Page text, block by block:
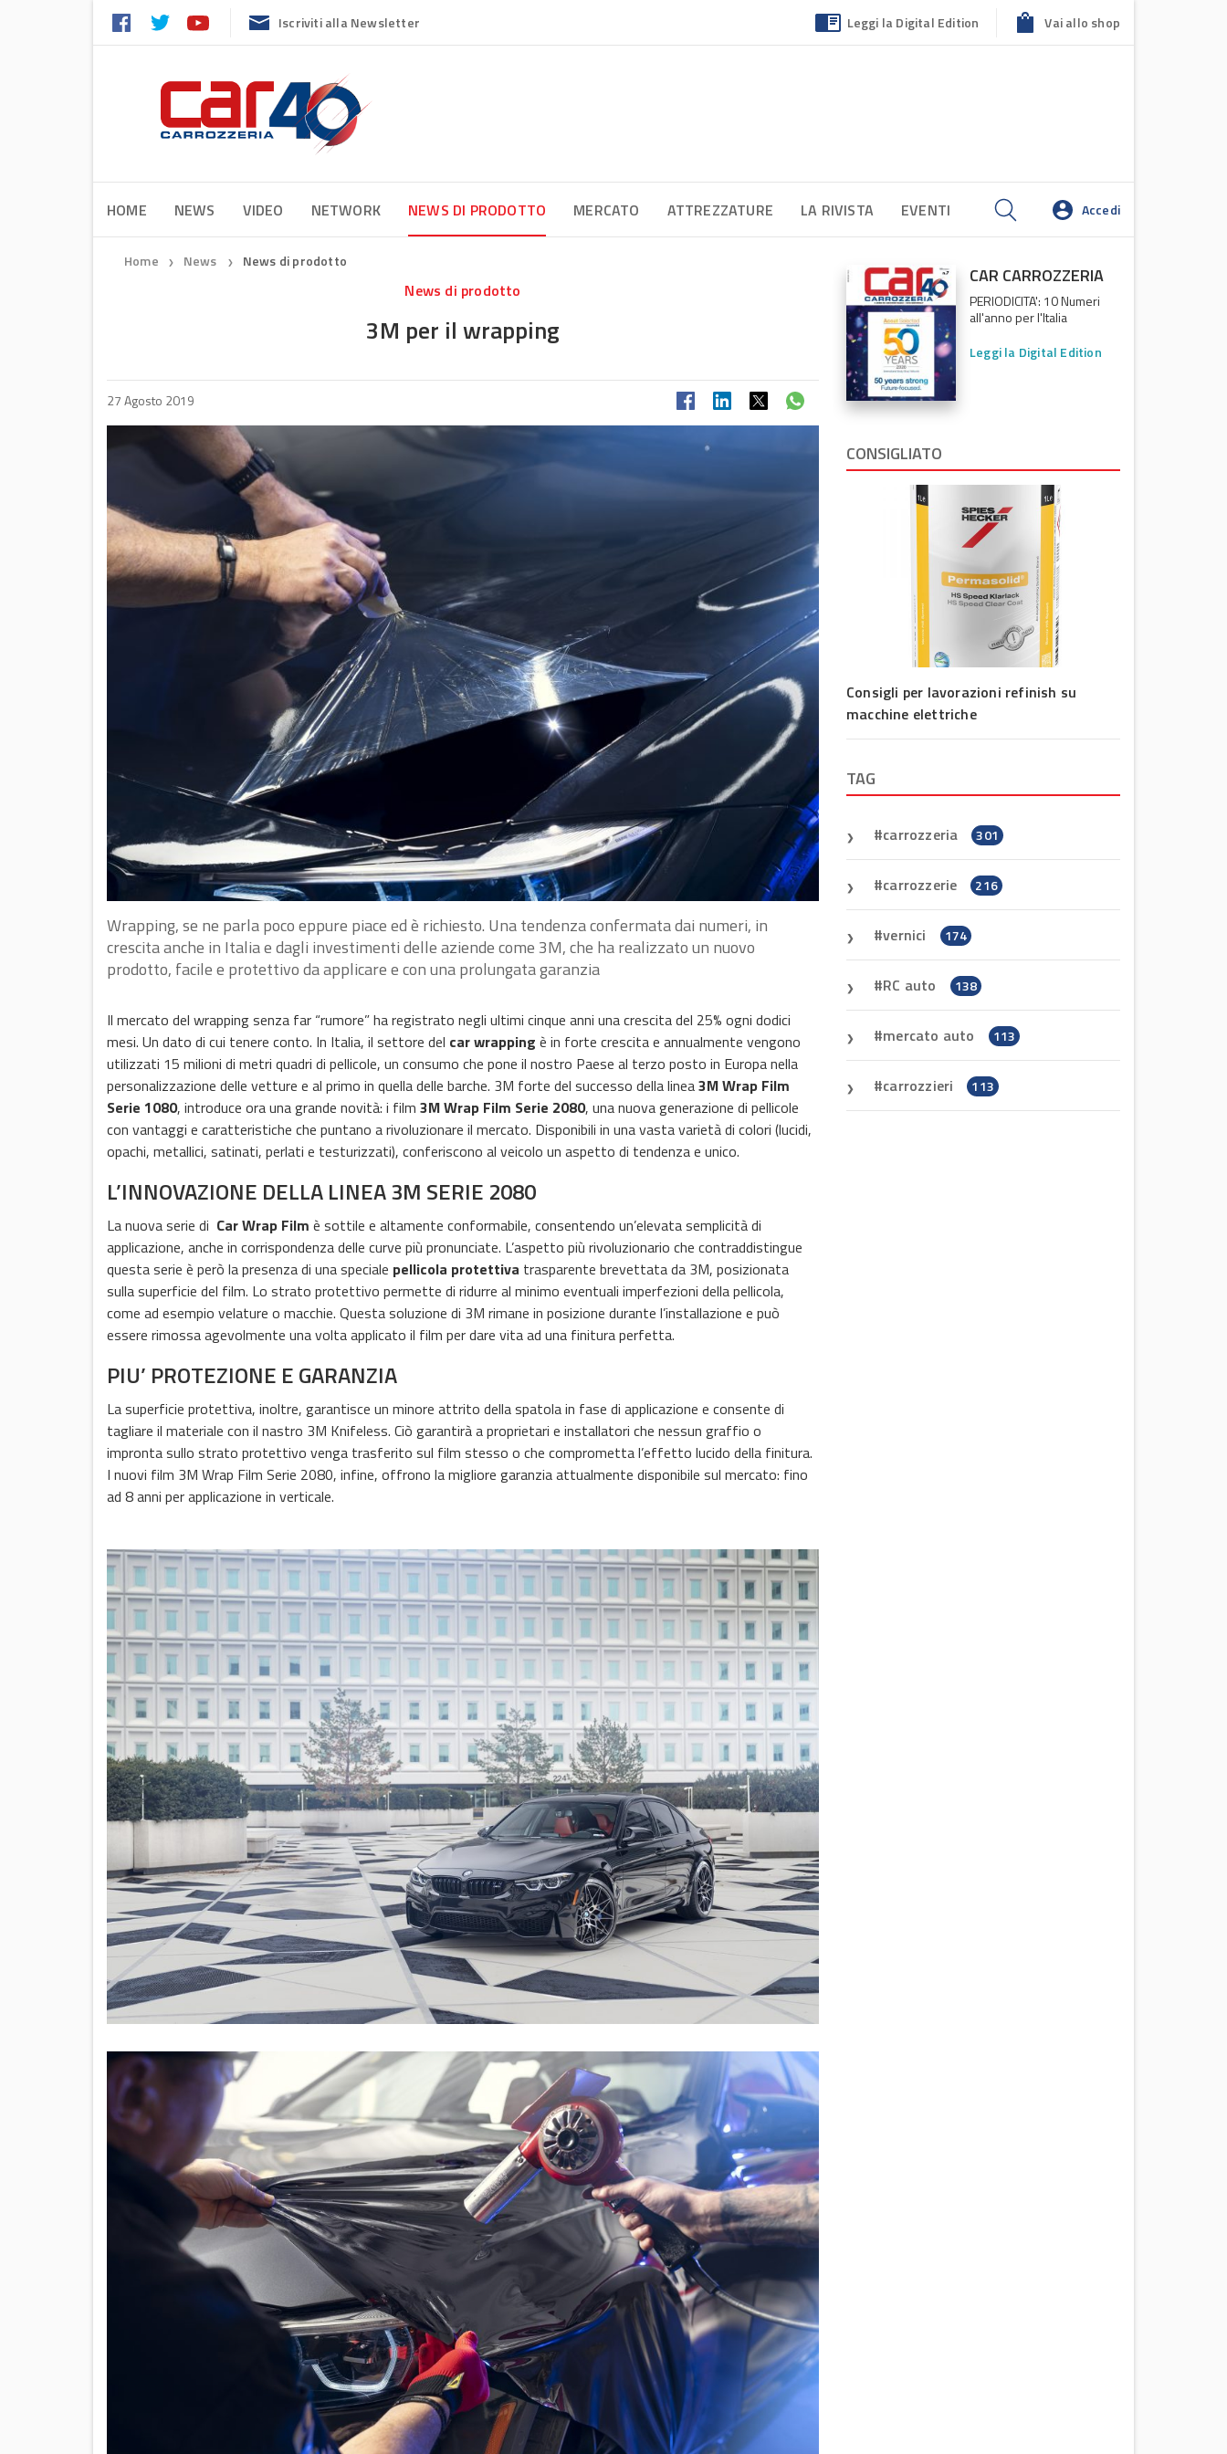
Iscriviti alla Newsletter Leggi la Digital Edition Vai allo shop
HOME NEWS VIDEO NETWORK NEWS DI PRODOTTO MERCATO ATTREZZATURE LA RIVISTA EVENTI Accedi
Home ❯ News ❯ News di prodotto
News di prodotto
3M per il wrapping
27 Agosto 2019
Wrapping, se ne parla poco eppure piace ed è richiesto. Una tendenza confermata dai numeri, in
crescita anche in Italia e dagli investimenti delle aziende come 3M, che ha realizzato un nuovo
prodotto, facile e protettivo da applicare e con una prolungata garanzia
Il mercato del wrapping senza far “rumore” ha registrato negli ultimi cinque anni una crescita del 25% ogni dodici
mesi. Un dato di cui tenere conto. In Italia, il settore del car wrapping è in forte crescita e annualmente vengono
utilizzati 15 milioni di metri quadri di pellicole, un consumo che pone il nostro Paese al terzo posto in Europa nella
personalizzazione delle vetture e al primo in quella delle barche. 3M forte del successo della linea3M Wrap Film
Serie 1080, introduce ora una grande novità: i film 3M Wrap Film Serie 2080, una nuova generazione di pellicole
con vantaggi e caratteristiche che puntano a rivoluzionare il mercato. Disponibili in una vasta varietà di colori (lucidi,
opachi, metallici, satinati, perlati e testurizzati), conferiscono al veicolo un aspetto di tendenza e unico.
L’INNOVAZIONE DELLA LINEA 3M SERIE 2080
La nuova serie di Car Wrap Film è sottile e altamente conformabile, consentendo un’elevata semplicità di
applicazione, anche in corrispondenza delle curve più pronunciate. L’aspetto più rivoluzionario che contraddistingue
questa serie è però la presenza di una speciale pellicola protettiva trasparente brevettata da 3M, posizionata
sulla superficie del film. Lo strato protettivo permette di ridurre al minimo eventuali imperfezioni della pellicola,
come ad esempio velature o macchie. Questa soluzione di 3M rimane in posizione durante l’installazione e può
essere rimossa agevolmente una volta applicato il film per dare vita ad una finitura perfetta.
PIU’ PROTEZIONE E GARANZIA
La superficie protettiva, inoltre, garantisce un minore attrito della spatola in fase di applicazione e consente di
tagliare il materiale con il nastro 3M Knifeless. Ciò garantirà a proprietari e installatori che nessun graffio o
impronta sullo strato protettivo venga trasferito sul film stesso o che comprometta l’effetto lucido della finitura.
I nuovi film 3M Wrap Film Serie 2080, infine, offrono la migliore garanzia attualmente disponibile sul mercato: fino
ad 8 anni per applicazione in verticale.
CAR CARROZZERIA
PERIODICITA': 10 Numeri
all'anno per l'Italia
Leggi la Digital Edition
CONSIGLIATO
Consigli per lavorazioni refinish su
macchine elettriche
TAG
carrozzeria 301
carrozzerie 216
vernici 174
RC auto 138
mercato auto 113
carrozzieri 113